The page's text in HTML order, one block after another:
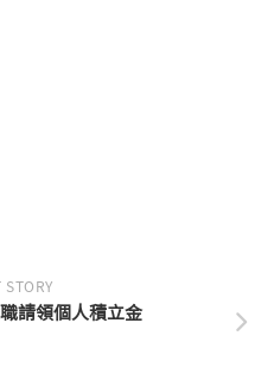
STORY
請領個人積立金